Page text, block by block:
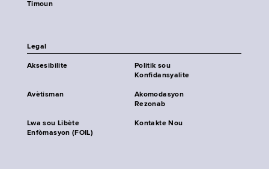
Timoun
Legal
Aksesibilite
Politik sou
Konfidansyalite
Avètisman
Akomodasyon
Rezonab
Lwa sou Libète
Enfòmasyon (FOIL)
Kontakte Nou